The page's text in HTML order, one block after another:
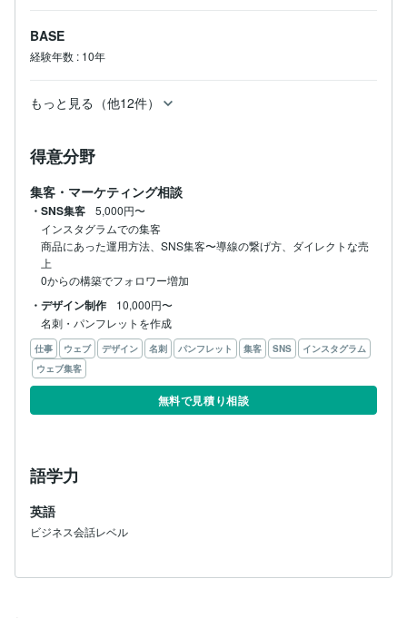
BASE
経験年数 : 10年
もっと見る（他12件）
得意分野
集客・マーケティング相談
・SNS集客
5,000円〜
インスタグラムでの集客
商品にあった運用方法、SNS集客〜導線の繋げ方、ダイレクトな売
上
0からの構築でフォロワー増加
・デザイン制作
10,000円〜
名刺・パンフレットを作成
仕事 ウェブ デザイン 名刺 パンフレット 集客 SNS
インスタグラム
ウェブ集客
無料で見積り相談
語学力
英語
ビジネス会話レベル